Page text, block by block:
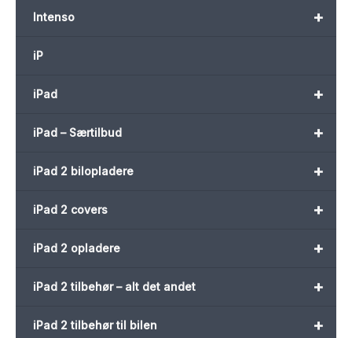
+
Intenso
iP
+
iPad
+
iPad – Særtilbud
+
iPad 2 bilopladere
+
iPad 2 covers
+
iPad 2 opladere
+
iPad 2 tilbehør – alt det andet
+
iPad 2 tilbehør til bilen